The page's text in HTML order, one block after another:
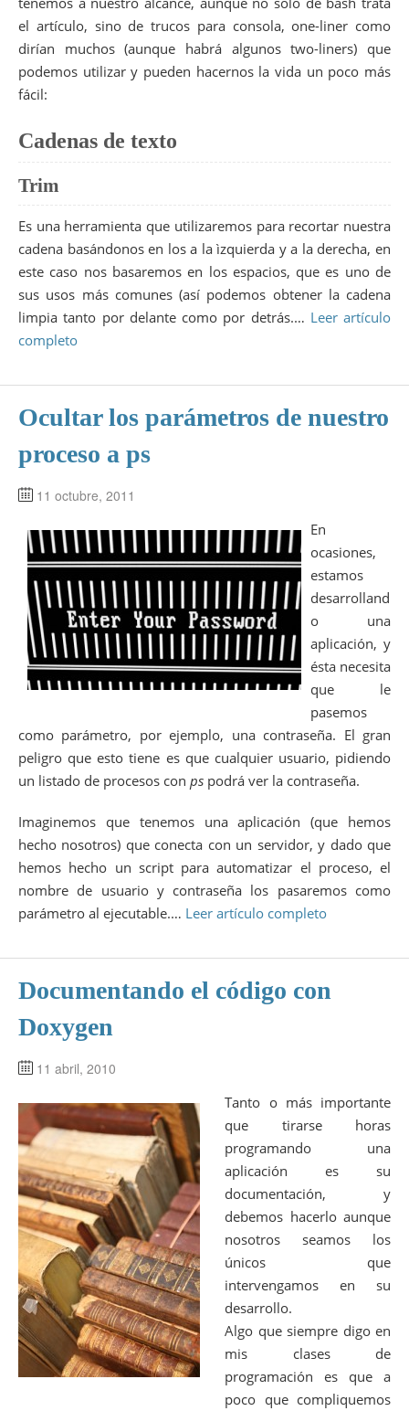
el artículo, sino de trucos para consola, one-liner como
dirían muchos (aunque habrá algunos two-liners) que
podemos utilizar y pueden hacernos la vida un poco más
fácil:
Cadenas de texto
Trim
Es una herramienta que utilizaremos para recortar nuestra
cadena basándonos en los a la ìzquierda y a la derecha, en
este caso nos basaremos en los espacios, que es uno de
sus usos más comunes (así podemos obtener la cadena
limpia tanto por delante como por detrás.… Leer artículo
completo
Ocultar los parámetros de nuestro
proceso a ps
11 octubre, 2011
En
ocasiones,
estamos
desarrolland
o una
aplicación, y
ésta necesita
que le
pasemos
como parámetro, por ejemplo, una contraseña. El gran
peligro que esto tiene es que cualquier usuario, pidiendo
un listado de procesos con ps podrá ver la contraseña.
Imaginemos que tenemos una aplicación (que hemos
hecho nosotros) que conecta con un servidor, y dado que
hemos hecho un script para automatizar el proceso, el
nombre de usuario y contraseña los pasaremos como
parámetro al ejecutable.… Leer artículo completo
Documentando el código con
Doxygen
11 abril, 2010
Tanto o más importante
que tirarse horas
programando una
aplicación es su
documentación, y
debemos hacerlo aunque
nosotros seamos los
únicos que
intervengamos en su
desarrollo.
Algo que siempre digo en
mis clases de
programación es que a
poco que compliquemos